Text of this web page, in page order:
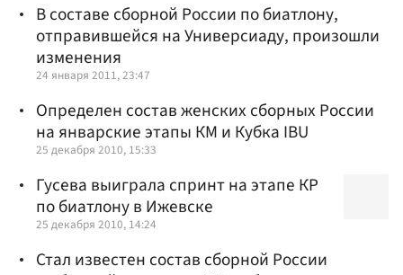
В составе сборной России по биатлону,
отправившейся на Универсиаду, произошли
изменения
24 января 2011, 23:47
Определен состав женских сборных России
на январские этапы КМ и Кубка IBU
25 декабря 2010, 15:33
Гусева выиграла спринт на этапе КР
по биатлону в Ижевске
25 декабря 2010, 14:24
Стал известен состав сборной России